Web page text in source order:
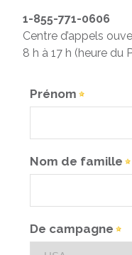
1-855-771-0606
Centre d’appels
8 h à 17 h (heure du
Prénom
Nom de famille
De campagne